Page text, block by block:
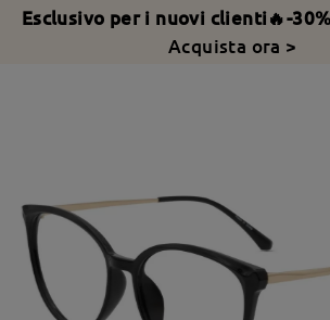
Esclusivo per i nuovi clienti🔥-
Acquista ora >